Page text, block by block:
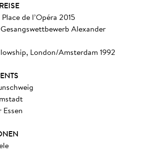
de l’Opéra 2015
Alexander
London/Amsterdam 1992